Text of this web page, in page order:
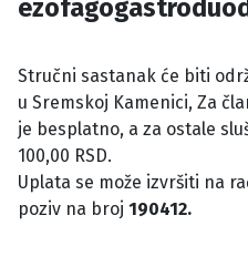
Stručni sastanak će biti
u Sremskoj Kamenici, Za
je besplatno, a za ostale
100,00 RSD.
Uplata se može izvršiti na
poziv na broj 190412.